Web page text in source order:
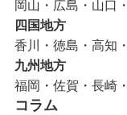
岡山・広島・山口
四国地方
香川・徳島・高知
九州地方
福岡・佐賀・長崎
コラム